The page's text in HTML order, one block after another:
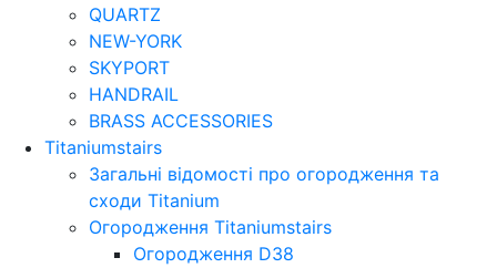
QUARTZ
NEW-YORK
SKYPORT
HANDRAIL
BRASS ACCESSORIES
Titaniumstairs
Загальні відомості про огородження та
сходи Titanium
Огородження Titaniumstairs
Огородження D38